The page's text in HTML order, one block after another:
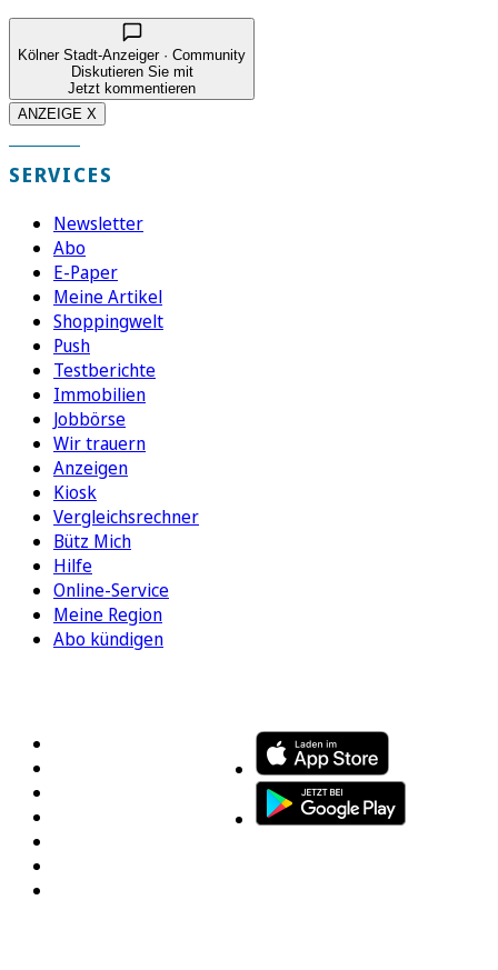
Kölner Stadt-Anzeiger · Community
Diskutieren Sie mit
Jetzt kommentieren
ANZEIGE X
SERVICES
Newsletter
Abo
E-Paper
Meine Artikel
Shoppingwelt
Push
Testberichte
Immobilien
Jobbörse
Wir trauern
Anzeigen
Kiosk
Vergleichsrechner
Bütz Mich
Hilfe
Online-Service
Meine Region
Abo kündigen